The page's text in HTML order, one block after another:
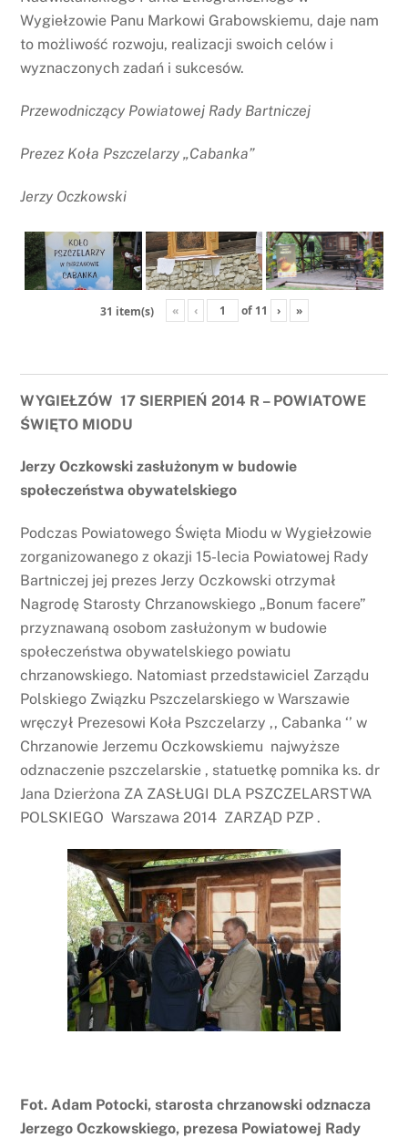
Wygiełzowie Panu Markowi Grabowskiemu, daje nam
to możliwość rozwoju, realizacji swoich celów i
wyznaczonych zadań i sukcesów.
Przewodniczący Powiatowej Rady Bartniczej
Prezez Koła Pszczelarzy „Cabanka”
Jerzy Oczkowski
31 item(s) « ‹ of 11 › »
WYGIEŁZÓW 17 SIERPIEŃ 2014 R – POWIATOWE
ŚWIĘTO MIODU
Jerzy Oczkowski zasłużonym w budowie
społeczeństwa obywatelskiego
Podczas Powiatowego Święta Miodu w Wygiełzowie
zorganizowanego z okazji 15-lecia Powiatowej Rady
Bartniczej jej prezes Jerzy Oczkowski otrzymał
Nagrodę Starosty Chrzanowskiego „Bonum facere”
przyznawaną osobom zasłużonym w budowie
społeczeństwa obywatelskiego powiatu
chrzanowskiego. Natomiast przedstawiciel Zarządu
Polskiego Związku Pszczelarskiego w Warszawie
wręczył Prezesowi Koła Pszczelarzy ,, Cabanka ‘’ w
Chrzanowie Jerzemu Oczkowskiemu najwyższe
odznaczenie pszczelarskie , statuetkę pomnika ks. dr
Jana Dzierżona ZA ZASŁUGI DLA PSZCZELARSTWA
POLSKIEGO Warszawa 2014 ZARZĄD PZP .
Fot. Adam Potocki, starosta chrzanowski odznacza
Jerzego Oczkowskiego, prezesa Powiatowej Rady